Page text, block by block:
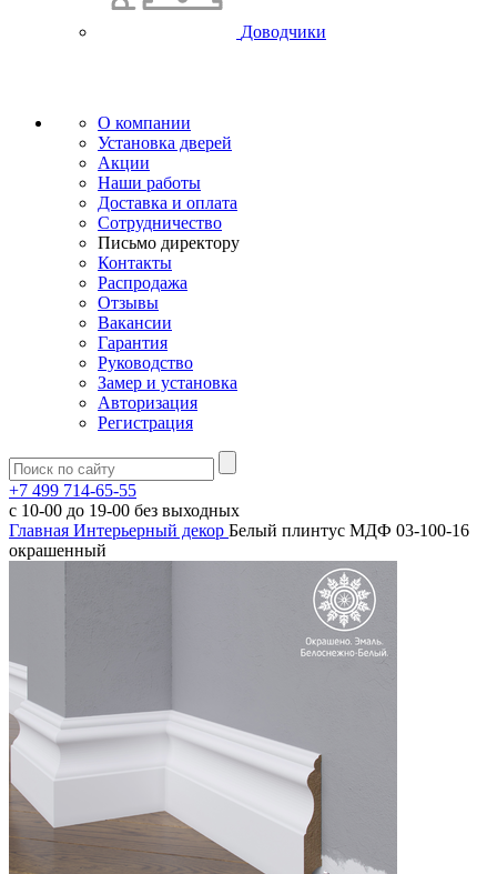
Доводчики
О компании
Установка дверей
Акции
Наши работы
Доставка и оплата
Сотрудничество
Письмо директору
Контакты
Распродажа
Отзывы
Вакансии
Гарантия
Руководство
Замер и установка
Авторизация
Регистрация
+7 499 714-65-55
с 10-00 до 19-00 без выходных
Главная Интерьерный декор Белый плинтус МДФ 03-100-16
окрашенный